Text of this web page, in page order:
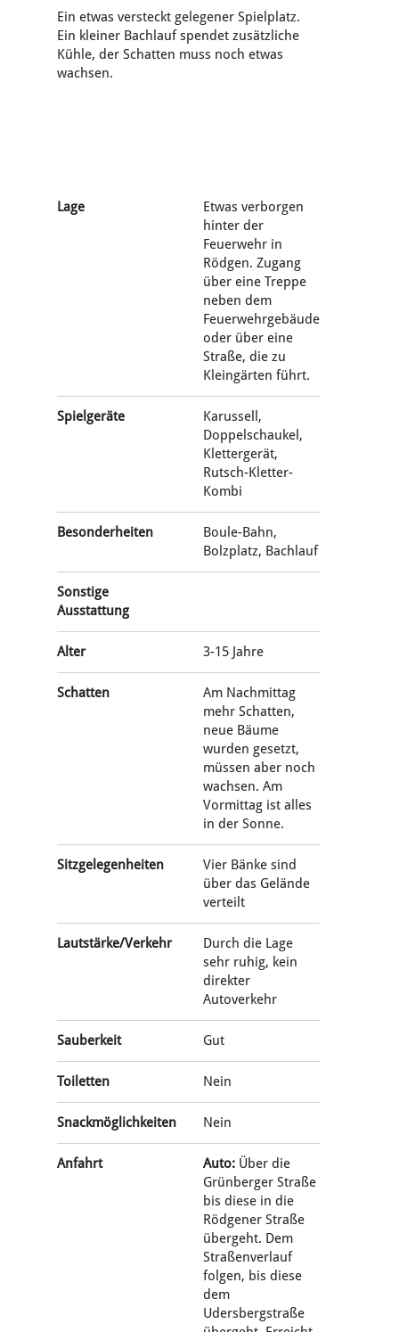
Ein etwas versteckt gelegener Spielplatz.
Ein kleiner Bachlauf spendet zusätzliche
Kühle, der Schatten muss noch etwas
wachsen.
Lage
Etwas verborgen
hinter der
Feuerwehr in
Rödgen. Zugang
über eine Treppe
neben dem
Feuerwehrgebäude
oder über eine
Straße, die zu
Kleingärten führt.
Spielgeräte
Karussell,
Doppelschaukel,
Klettergerät,
Rutsch-Kletter-
Kombi
Besonderheiten
Boule-Bahn,
Bolzplatz, Bachlauf
Sonstige
Ausstattung
Alter 3-15 Jahre
Schatten
Am Nachmittag
mehr Schatten,
neue Bäume
wurden gesetzt,
müssen aber noch
wachsen. Am
Vormittag ist alles
in der Sonne.
Sitzgelegenheiten
Vier Bänke sind
über das Gelände
verteilt
Lautstärke/Verkehr
Durch die Lage
sehr ruhig, kein
direkter
Autoverkehr
Sauberkeit Gut
Toiletten Nein
Snackmöglichkeiten Nein
Anfahrt Auto: Über die
Grünberger Straße
bis diese in die
Rödgener Straße
übergeht. Dem
Straßenverlauf
folgen, bis diese
dem
Udersbergstraße